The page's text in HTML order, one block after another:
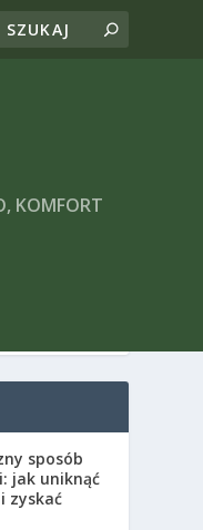
KOMFORT
sposób
jak uniknąć
zyskać